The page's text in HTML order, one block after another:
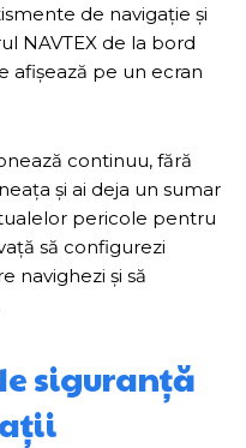
de navigație și
NAVTEX de la bord
afișează pe un ecran
continuu, fără
și ai deja un sumar
pericole pentru
să configurezi
navighezi și să
siguranță